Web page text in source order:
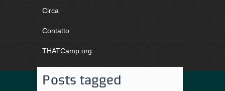
Circa
Contatto
THATCamp.org
Posts tagged